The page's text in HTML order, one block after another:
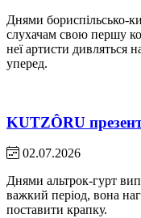
Днями бориспільсько-
слухачам свою першу
неї артисти дивляться
уперед.
KUTZÔRU
02.07.2026
Днями альтрок-гурт
важкий період, вона
поставити крапку.